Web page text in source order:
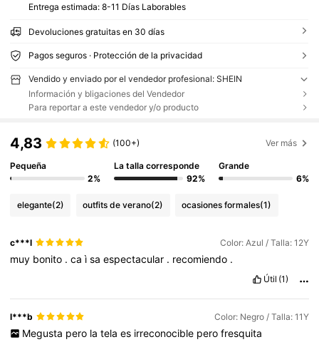
Entrega estimada: 8-11 Días Laborables
Devoluciones gratuitas en 30 días
Pagos seguros · Protección de la privacidad
Vendido y enviado por el vendedor profesional: SHEIN
Información y bligaciones del Vendedor
Para reportar a este vendedor y/o producto
4,83 (100+) Ver más
Pequeña
2%
La talla corresponde
92%
Grande
6%
elegante(2) outfits de verano(2) ocasiones formales(1)
c***l Color: Azul / Talla: 12Y
muy bonito .caìsaespectacular . recomiendo .
Útil (1)
l***b Color: Negro / Talla: 11Y
Megusta pero la tela es irreconocible pero fresquita